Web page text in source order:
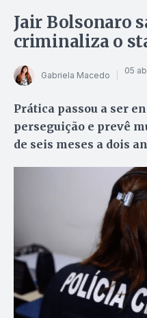
Jair Bolsonaro
criminaliza o
Gabriela Macedo 05
Prática passou a ser
perseguição e prevê
de seis meses a dois